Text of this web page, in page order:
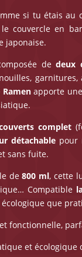
si tu étais au
couvercle en
japonaise.
dedeux
garnitures,
apporte
complet
détachablepour
sans fuite.
de800 ml, cette
Compatible
que
fonctionnelle,
et